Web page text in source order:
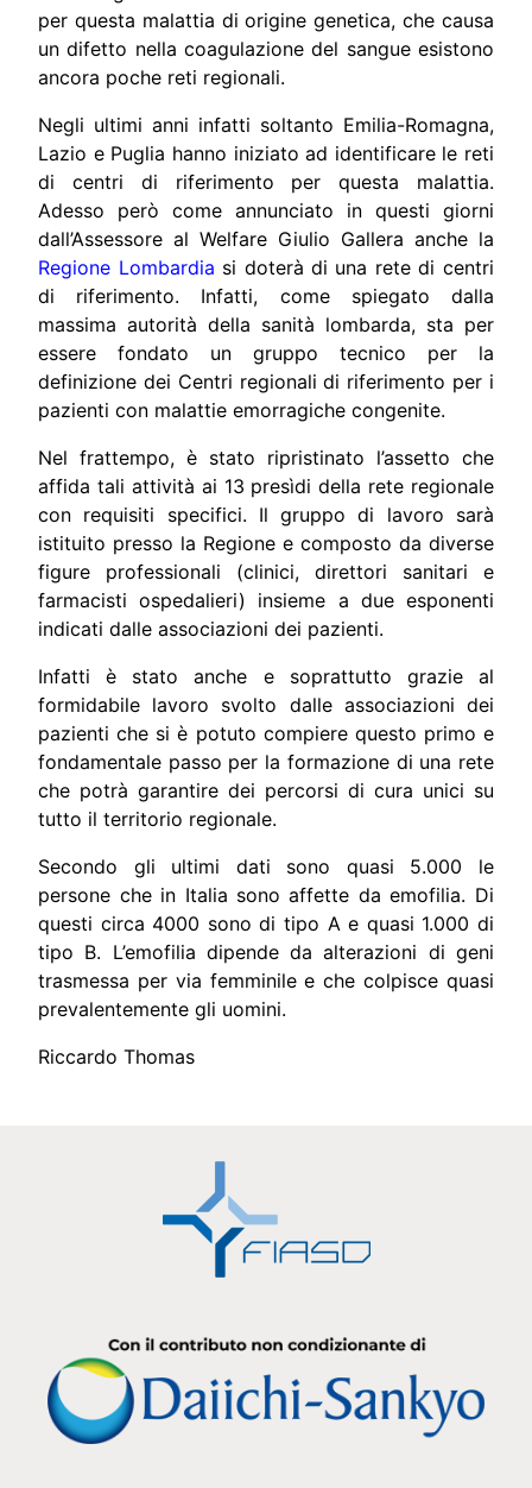
per questa malattia di origine genetica, che causa
un difetto nella coagulazione del sangue esistono
ancora poche reti regionali.
Negli ultimi anni infatti soltanto Emilia-Romagna,
Lazio e Puglia hanno iniziato ad identificare le reti
di centri di riferimento per questa malattia.
Adesso però come annunciato in questi giorni
dall’Assessore al Welfare Giulio Gallera anche la
Regione Lombardia si doterà di una rete di centri
di riferimento. Infatti, come spiegato dalla
massima autorità della sanità lombarda, sta per
essere fondato un gruppo tecnico per la
definizione dei Centri regionali di riferimento per i
pazienti con malattie emorragiche congenite.
Nel frattempo, è stato ripristinato l’assetto che
affida tali attività ai 13 presìdi della rete regionale
con requisiti specifici. Il gruppo di lavoro sarà
istituito presso la Regione e composto da diverse
figure professionali (clinici, direttori sanitari e
farmacisti ospedalieri) insieme a due esponenti
indicati dalle associazioni dei pazienti.
Infatti è stato anche e soprattutto grazie al
formidabile lavoro svolto dalle associazioni dei
pazienti che si è potuto compiere questo primo e
fondamentale passo per la formazione di una rete
che potrà garantire dei percorsi di cura unici su
tutto il territorio regionale.
Secondo gli ultimi dati sono quasi 5.000 le
persone che in Italia sono affette da emofilia. Di
questi circa 4000 sono di tipo A e quasi 1.000 di
tipo B. L’emofilia dipende da alterazioni di geni
trasmessa per via femminile e che colpisce quasi
prevalentemente gli uomini.
Riccardo Thomas